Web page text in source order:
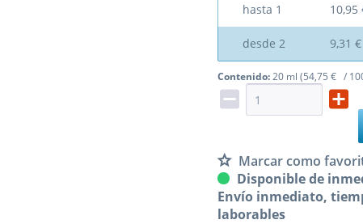
hasta 1 10,95
desde 2 9,31 €
Contenido:20 ml (54,75 € /
Marcar como
Disponible de
Envío inmediato,
laborables